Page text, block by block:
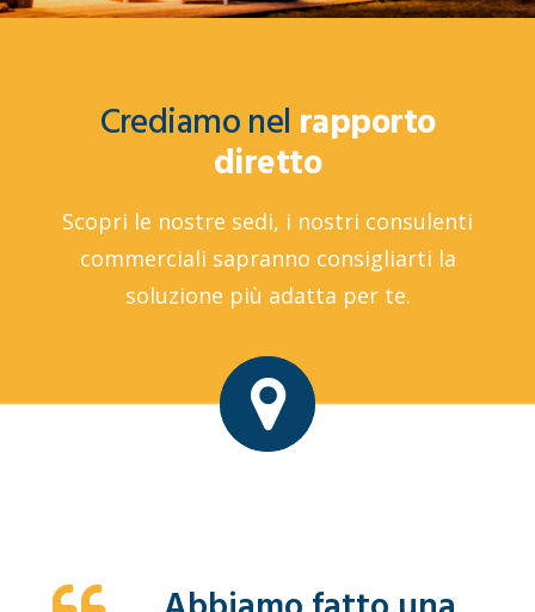
Crediamo nel rapporto
diretto
Scopri le nostre sedi, i nostri consulenti
commerciali sapranno consigliarti la
soluzione più adatta per te.